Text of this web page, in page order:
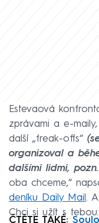
Estevaová
zprávami a e-
další „freak-offs“
organizoval a
dalšími lidmi,
oba chceme,“
deníku Daily Mail .
Chci si užít s
ČTĚTE TAKÉ: